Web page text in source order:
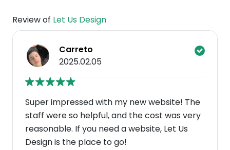
Review of Let Us Design
Carreto
2025.02.05
Super impressed with my new website! The
staff were so helpful, and the cost was very
reasonable. If you need a website, Let Us
Design is the place to go!